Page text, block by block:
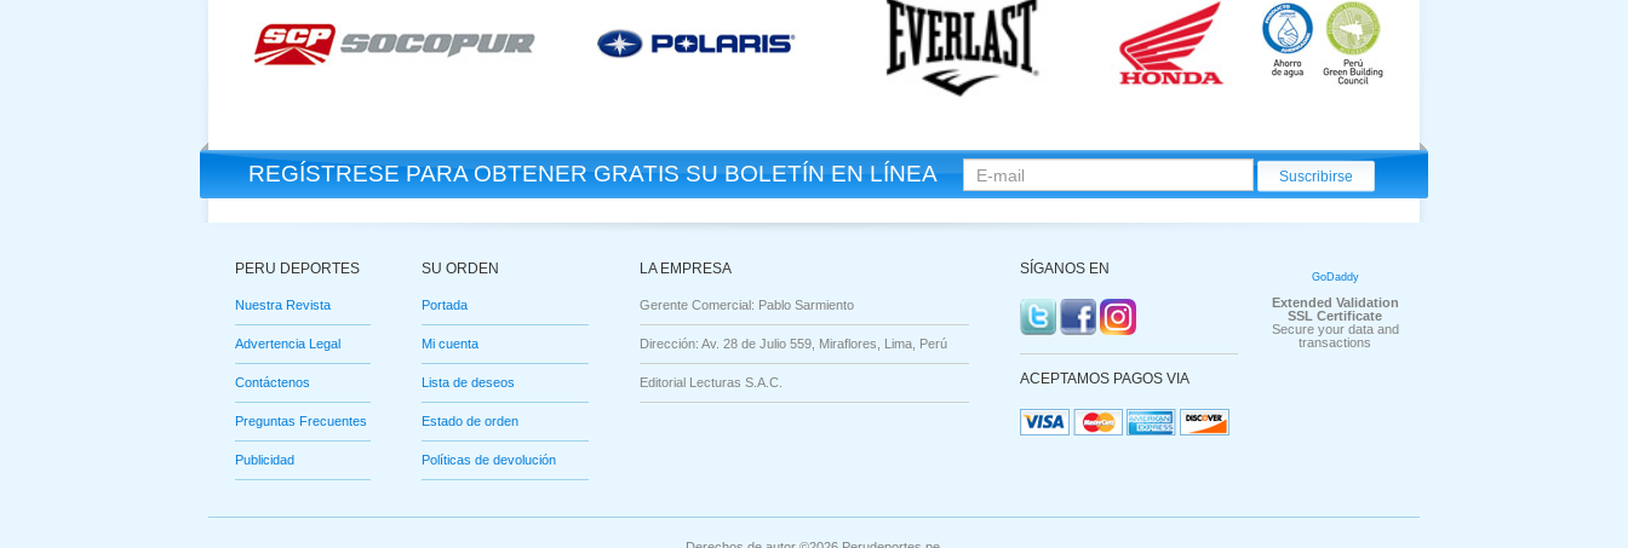
REGÍSTRESE PARA OBTENER GRATIS SU BOLETÍN EN LÍNEA
PERU DEPORTES
Nuestra Revista
Advertencia Legal
Contáctenos
Preguntas Frecuentes
Publicidad
SU ORDEN
Portada
Mi cuenta
Lista de deseos
Estado de orden
Políticas de devolución
LA EMPRESA
Gerente Comercial: Pablo Sarmiento
Dirección: Av. 28 de Julio 559, Miraflores, Lima, Perú
Editorial Lecturas S.A.C.
SÍGANOS EN
ACEPTAMOS PAGOS VIA
GoDaddy
Extended Validation
SSL Certificate
Secure your data and
transactions